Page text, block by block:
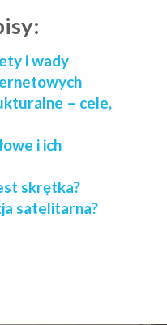
i wady
– cele,
i ich
skrętka?
satelitarna?